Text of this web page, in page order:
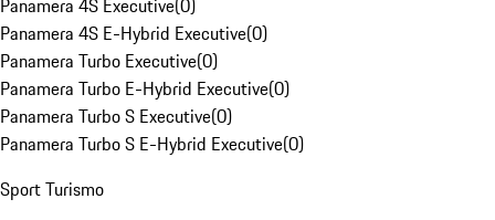
Panamera 4S Executive(0)
Panamera 4S E-Hybrid Executive(0)
Panamera Turbo Executive(0)
Panamera Turbo E-Hybrid Executive(0)
Panamera Turbo S Executive(0)
Panamera Turbo S E-Hybrid Executive(0)
Sport Turismo